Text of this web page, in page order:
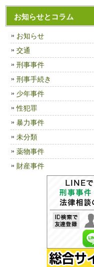
お知らせとコラム
お知らせ
交通
刑事事件
刑事手続き
少年事件
性犯罪
暴力事件
未分類
薬物事件
財産事件